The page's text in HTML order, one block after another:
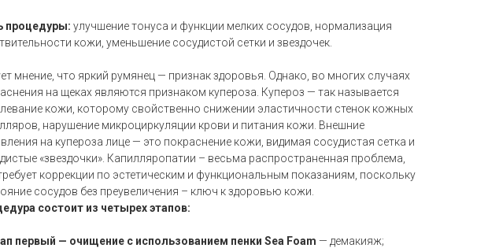
процедуры: улучшение тонуса и функции мелких сосудов, нормализация
кожи, уменьшение сосудистой сетки и звездочек.
мнение, что яркий румянец — признак здоровья. Однако, во многих случаях
на щеках являются признаком купероза. Купероз — так называется
кожи, которому свойственно снижении эластичности стенок кожных
нарушение микроциркуляции крови и питания кожи. Внешние
на купероза лице — это покраснение кожи, видимая сосудистая сетка и
«звездочки». Капилляропатии – весьма распространенная проблема,
коррекции по эстетическим и функциональным показаниям, поскольку
сосудов без преувеличения – ключ к здоровью кожи.
состоит из четырех этапов:
первый — очищение с использованием пенки Sea Foam — демакияж;